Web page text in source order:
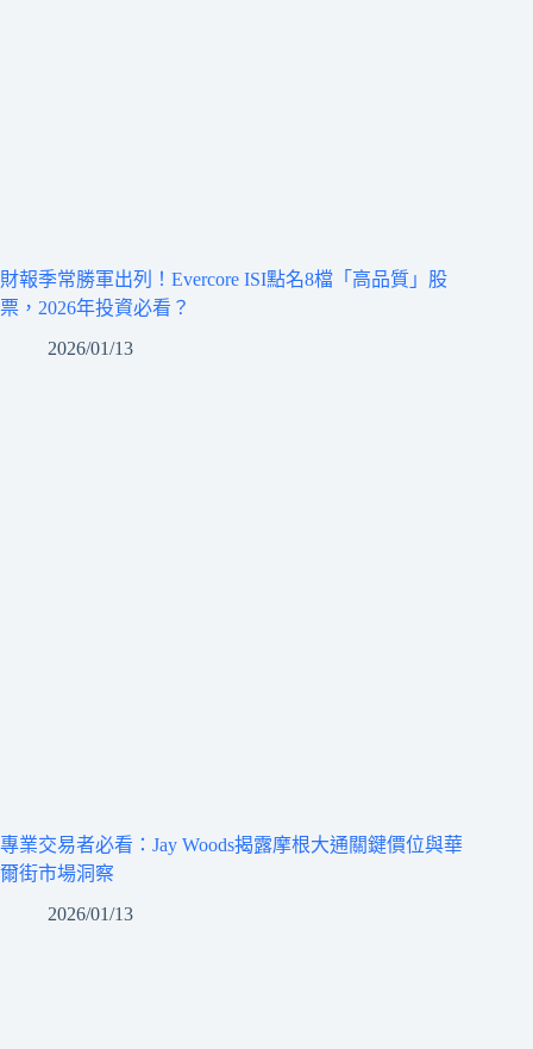
財報季常勝軍出列！Evercore ISI點名8檔「高品質」股
票，2026年投資必看？
2026/01/13
專業交易者必看：Jay Woods揭露摩根大通關鍵價位與華
爾街市場洞察
2026/01/13